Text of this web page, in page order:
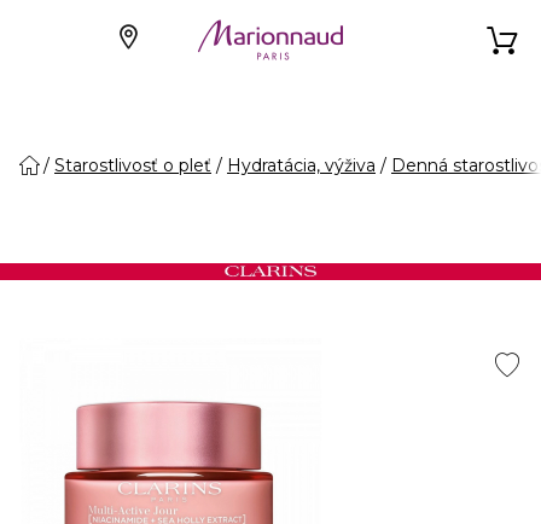
Starostlivosť o pleť Hydratácia, výživa Denná